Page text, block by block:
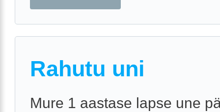
Rahutu uni
Mure 1 aastase lapse une